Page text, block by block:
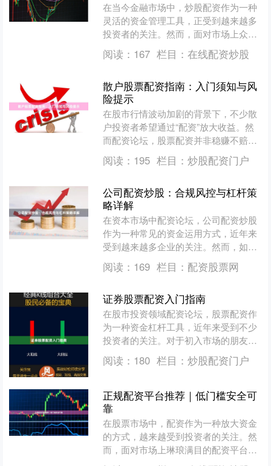
在当今金融市场中，炒股配资作为一种
灵活的资金管理工具，正受到越来越多
投资者的关注。然而，面对市场上众多
的配资平台，如何选择一个既合规又低
息、安全可靠的平台，成为....
阅读： 167 栏目： 在线配资炒股
散户股票配资指南：入门须知与风
险提示
在股市行情波动加剧的背景下，不少散
户投资者希望通过“配资”放大收益。然
而配资论坛，股票配资并非稳赚不赔的
工具，它更像一把双刃剑。本文将为散
户梳理配资的基本概念、....
阅读： 195 栏目： 炒股配资门户
公司配资炒股：合规风控与杠杆策
略详解
在资本市场中配资论坛，公司配资炒股
作为一种常见的资金运用方式，近年来
受到越来越多企业的关注。然而，如何
在合规框架下运用杠杆工具，同时有效
控制风险，是每家企业必须....
阅读： 169 栏目： 配资股票网
证券股票配资入门指南
在股市投资领域配资论坛，股票配资作
为一种资金杠杆工具，近年来受到不少
投资者的关注。对于初入市场的朋友来
说，了解配资的基本概念、运作模式及
潜在风险，是迈出理性投资....
阅读： 180 栏目： 炒股配资门户
正规配资平台推荐｜低门槛安全可
靠
在股票市场中，配资作为一种放大资金
的方式，越来越受到投资者的关注。然
而，面对市场上琳琅满目的配资平台，
如何选择一家**正规、安全、低门槛**